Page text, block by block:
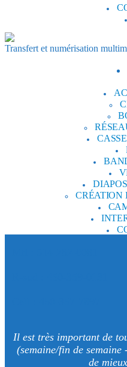
Transfert et numérisation
CRÉATION
Il est très important de
(semaine/fin de
de